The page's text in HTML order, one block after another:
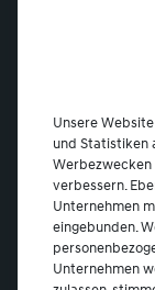
Unsere
und Statistiken
Werbezwecken
verbessern.
Unternehmen
eingebunden.
Unternehmen